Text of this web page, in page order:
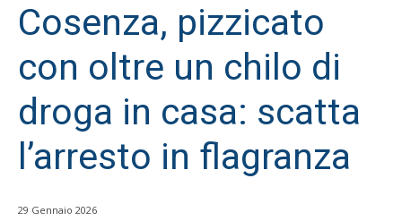
Cosenza, pizzicato
con oltre un chilo di
droga in casa: scatta
l’arresto in flagranza
29 Gennaio 2026